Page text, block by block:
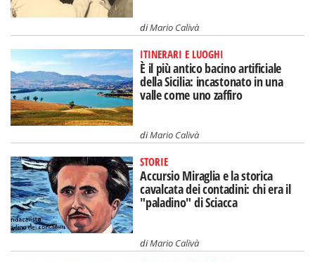
diMario Calivà
ITINERARI E LUOGHI
È il più antico bacino artificiale
della Sicilia: incastonato in una
valle come uno zaffiro
diMario Calivà
STORIE
Accursio Miraglia e la storica
cavalcata dei contadini: chi era il
"paladino" di Sciacca
diMario Calivà